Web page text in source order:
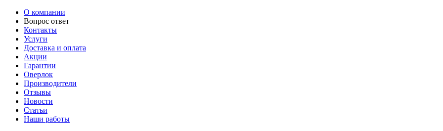
О компании
Вопрос ответ
Контакты
Услуги
Доставка и оплата
Акции
Гарантии
Оверлок
Производители
Отзывы
Новости
Статьи
Наши работы